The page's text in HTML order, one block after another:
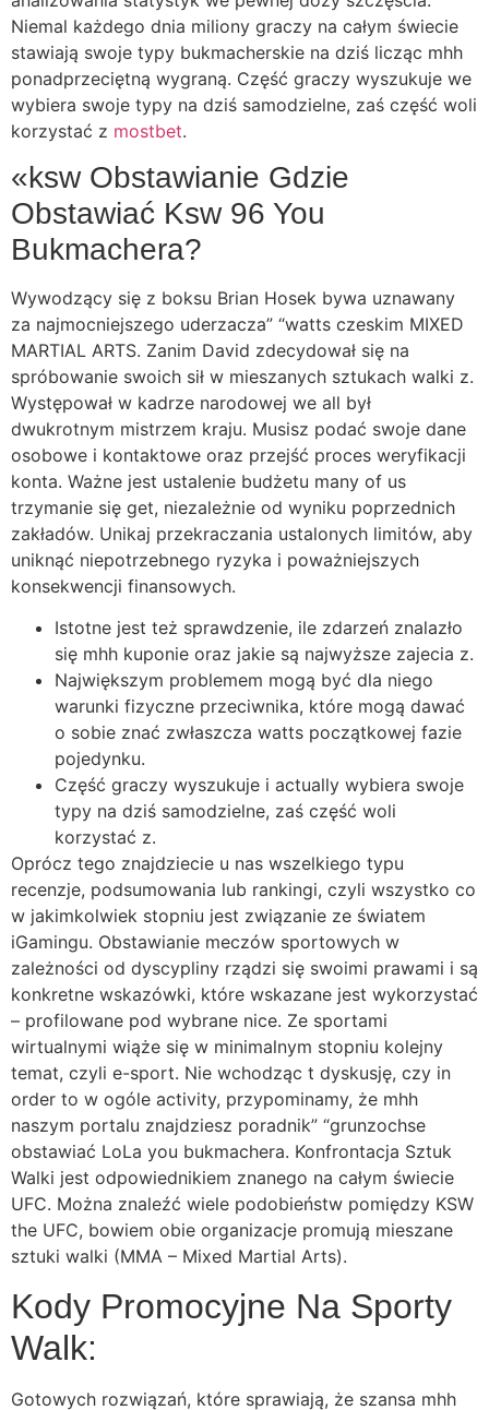
Niemal każdego dnia miliony graczy na całym świecie
stawiają swoje typy bukmacherskie na dziś licząc mhh
ponadprzeciętną wygraną. Część graczy wyszukuje we
wybiera swoje typy na dziś samodzielne, zaś część woli
korzystać z mostbet.
«ksw Obstawianie Gdzie
Obstawiać Ksw 96 You
Bukmachera?
Wywodzący się z boksu Brian Hosek bywa uznawany
za najmocniejszego uderzacza” “watts czeskim MIXED
MARTIAL ARTS. Zanim David zdecydował się na
spróbowanie swoich sił w mieszanych sztukach walki z.
Występował w kadrze narodowej we all był
dwukrotnym mistrzem kraju. Musisz podać swoje dane
osobowe i kontaktowe oraz przejść proces weryfikacji
konta. Ważne jest ustalenie budżetu many of us
trzymanie się get, niezależnie od wyniku poprzednich
zakładów. Unikaj przekraczania ustalonych limitów, aby
uniknąć niepotrzebnego ryzyka i poważniejszych
konsekwencji finansowych.
Istotne jest też sprawdzenie, ile zdarzeń znalazło
się mhh kuponie oraz jakie są najwyższe zajecia z.
Największym problemem mogą być dla niego
warunki fizyczne przeciwnika, które mogą dawać
o sobie znać zwłaszcza watts początkowej fazie
pojedynku.
Część graczy wyszukuje i actually wybiera swoje
typy na dziś samodzielne, zaś część woli
korzystać z.
Oprócz tego znajdziecie u nas wszelkiego typu
recenzje, podsumowania lub rankingi, czyli wszystko co
w jakimkolwiek stopniu jest związanie ze światem
iGamingu. Obstawianie meczów sportowych w
zależności od dyscypliny rządzi się swoimi prawami i są
konkretne wskazówki, które wskazane jest wykorzystać
– profilowane pod wybrane nice. Ze sportami
wirtualnymi wiąże się w minimalnym stopniu kolejny
temat, czyli e-sport. Nie wchodząc t dyskusję, czy in
order to w ogóle activity, przypominamy, że mhh
naszym portalu znajdziesz poradnik” “grunzochse
obstawiać LoLa you bukmachera. Konfrontacja Sztuk
Walki jest odpowiednikiem znanego na całym świecie
UFC. Można znaleźć wiele podobieństw pomiędzy KSW
the UFC, bowiem obie organizacje promują mieszane
sztuki walki (MMA – Mixed Martial Arts).
Kody Promocyjne Na Sporty
Walk:
Gotowych rozwiązań, które sprawiają, że szansa mhh